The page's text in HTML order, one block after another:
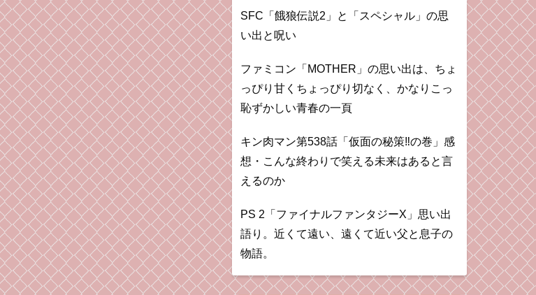
SFC「餓狼伝説2」と「スペシャル」の思
い出と呪い
ファミコン「MOTHER」の思い出は、ちょ
っぴり甘くちょっぴり切なく、かなりこっ
恥ずかしい青春の一頁
キン肉マン第538話「仮面の秘策‼︎の巻」感
想・こんな終わりで笑える未来はあると言
えるのか
PS 2「ファイナルファンタジーX」思い出
語り。近くて遠い、遠くて近い父と息子の
物語。